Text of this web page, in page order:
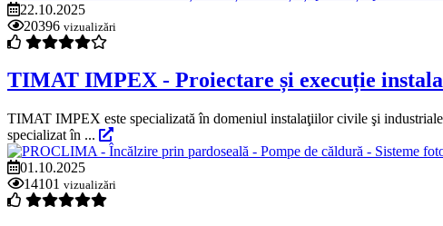
22.10.2025
20396 vizualizări
TIMAT IMPEX - Proiectare și execuție
TIMAT IMPEX este specializată în domeniul instalaţiilor civile şi
specializat în ...
01.10.2025
14101 vizualizări